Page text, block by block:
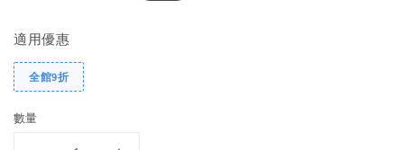
適用優惠
全館9折
數量